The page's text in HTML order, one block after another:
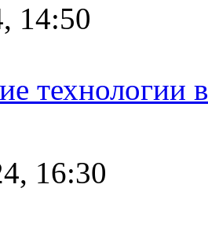
14:50
технологии
16:30